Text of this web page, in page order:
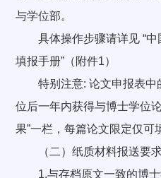
与学位部。
具体操作步骤请详见 “中
填报手册”（附件1）
特别注意: 论文申报表中
位后一年内获得与博士学位
果”一栏，每篇论文限定仅可
（二）纸质材料报送要求
1.与存档原文一致的博士